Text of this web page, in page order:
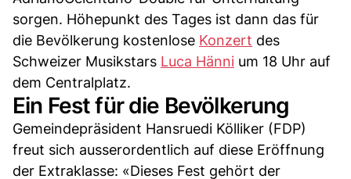
sorgen. Höhepunkt des Tages ist dann das für
die Bevölkerung kostenlose Konzert des
Schweizer Musikstars Luca Hänni um 18 Uhr auf
dem Centralplatz.
Ein Fest für die Bevölkerung
Gemeindepräsident Hansruedi Kölliker (FDP)
freut sich ausserordentlich auf diese Eröffnung
der Extraklasse: «Dieses Fest gehört der